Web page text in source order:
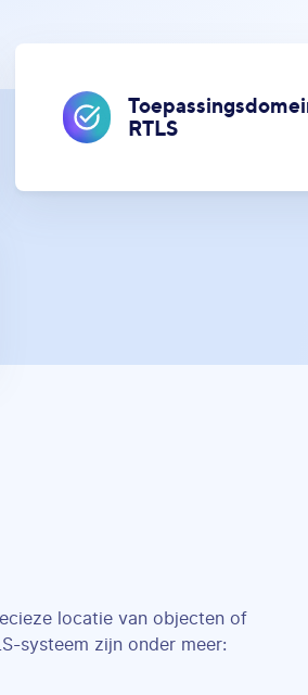
RTLS
locatie van objecten of
systeem zijn onder meer: